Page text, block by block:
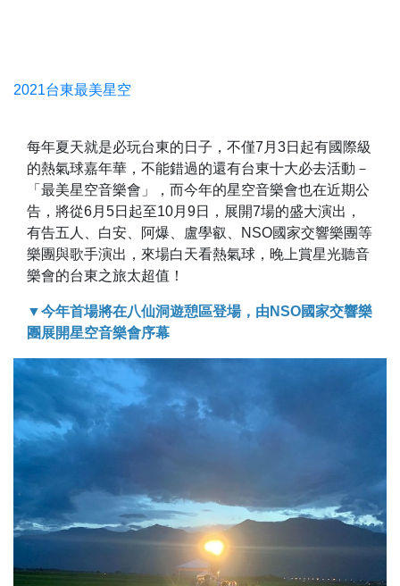
2021台東最美星空
每年夏天就是必玩台東的日子，不僅7月3日起有國際級
的熱氣球嘉年華，不能錯過的還有台東十大必去活動－
「最美星空音樂會」，而今年的星空音樂會也在近期公
告，將從6月5日起至10月9日，展開7場的盛大演出，
有告五人、白安、阿爆、盧學叡、NSO國家交響樂團等
樂團與歌手演出，來場白天看熱氣球，晚上賞星光聽音
樂會的台東之旅太超值！
▼今年首場將在八仙洞遊憩區登場，由NSO國家交響樂
團展開星空音樂會序幕